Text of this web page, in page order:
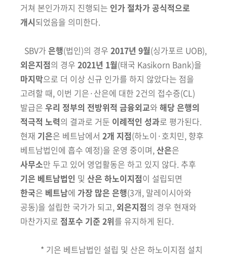
거쳐 본인가까지 진행되는 인가 절차가 공식적으로
개시되었음을 의미한다.
SBV가 은행(법인)의 경우 2017년 9월(싱가포르 UOB),
외은지점의 경우 2021년 1월(태국 Kasikorn Bank)을
마지막으로 더 이상 신규 인가를 하지 않았다는 점을
고려할 때, 이번 기은·산은에 대한 2건의 접수증(CL)
발급은 우리 정부의 전방위적 금융외교와 해당 은행의
적극적 노력의 결과로 거둔 이례적인 성과로 평가된다.
현재 기은은 베트남에서 2개 지점(하노이·호치민, 향후
베트남법인에 흡수 예정)을 운영 중이며,산은은
사무소만 두고 있어 영업활동은 하고 있지 않다. 추후
기은 베트남법인 및 산은 하노이지점이 설립되면
한국은 베트남에 가장 많은 은행(3개, 말레이시아와
공동)을 설립한 국가가 되고,외은지점의 경우 현재와
마찬가지로 점포수 기준 2위를 유지하게 된다.
* 기은 베트남법인 설립 및 산은 하노이지점 설치